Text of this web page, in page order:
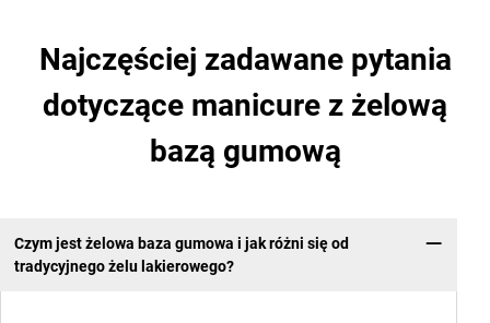
Najczęściej zadawane pytania
dotyczące manicure z żelową
bazą gumową
Czym jest żelowa baza gumowa i jak różni się od
tradycyjnego żelu lakierowego?